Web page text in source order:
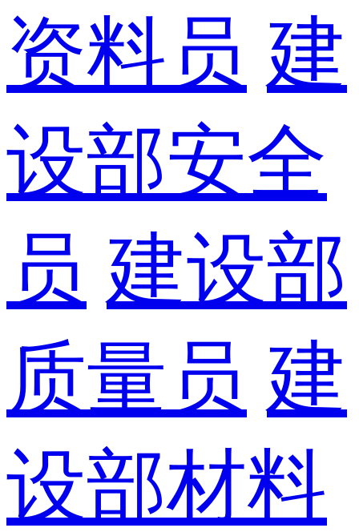
资料员 建
设部安全
员 建设部
质量员 建
设部材料